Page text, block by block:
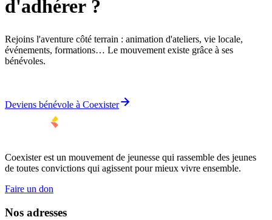
d'adhérer ?
Rejoins l'aventure côté terrain : animation d'ateliers, vie locale,
événements, formations… Le mouvement existe grâce à ses
bénévoles.
Deviens bénévole à Coexister
Coexister est un mouvement de jeunesse qui rassemble des jeunes
de toutes convictions qui agissent pour mieux vivre ensemble.
Faire un don
Nos adresses